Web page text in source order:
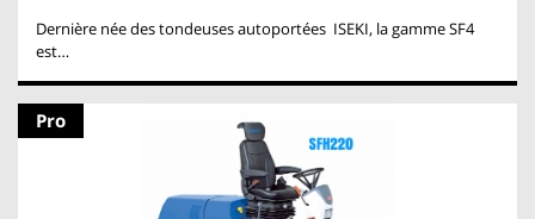
Dernière née des tondeuses autoportées ISEKI, la gamme SF4
est…
Pro